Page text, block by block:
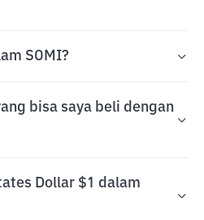
SOMI?
bisa saya beli dengan
Dollar $1 dalam